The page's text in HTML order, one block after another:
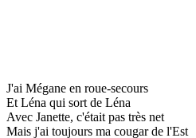
J'ai Mégane en roue-secours
Et Léna qui sort de Léna
Avec Janette, c'était pas très net
Mais j'ai toujours ma cougar de l'Est